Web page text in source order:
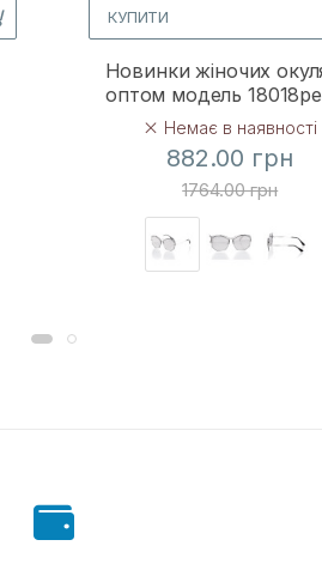
КУПИТИ
Новинки жіночих
оптом модель
Немає в наявності
882.00 грн
1764.00 грн